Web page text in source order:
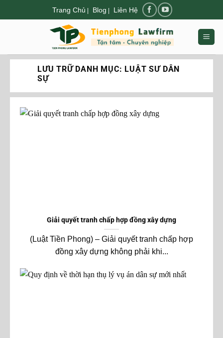
đến
Trang Chủ | Blog | Liên Hệ
LƯU TRỮ DANH MỤC: LUẬT SƯ DÂN
SỰ
Giải quyết tranh chấp hợp đồng xây dựng
(Luật Tiền Phong) – Giải quyết tranh chấp hợp
đồng xây dựng không phải khi...